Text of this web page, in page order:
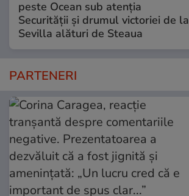
peste Ocean sub atenția
Securității și drumul victoriei de la
Sevilla alături de Steaua
PARTENERI